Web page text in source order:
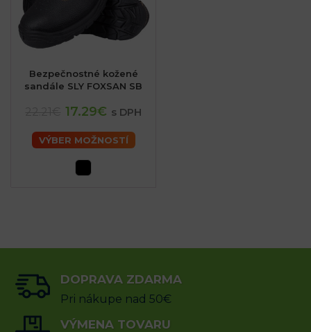
Bezpečnostné kožené
sandále SLY FOXSAN SB
17.29€ s DPH
VÝBER MOŽNOSTÍ
DOPRAVA ZDARMA
Pri nákupe nad 50€
VÝMENA TOVARU